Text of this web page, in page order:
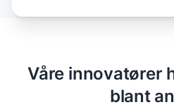
Våre innovatører
blant